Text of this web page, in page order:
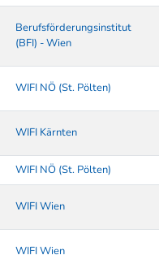
Berufsförderungsinstitut
(BFI) - Wien
WIFI NÖ (St. Pölten)
WIFI Kärnten
WIFI NÖ (St. Pölten)
WIFI Wien
WIFI Wien